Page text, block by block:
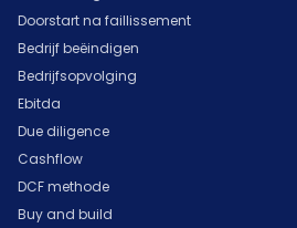
Doorstart na faillissement
Bedrijf beëindigen
Bedrijfsopvolging
Ebitda
Due diligence
Cashflow
DCF methode
Buy and build